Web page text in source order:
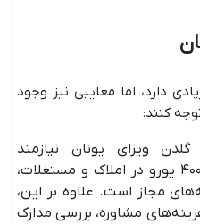
دارد، اما معایبی نیز وجود
کنند:
ویزای یونان نیازمند
سرمایه‌گذاری حداقل ۴۰۰,۰۰۰ یورو در املاک و مستغلات،
مجاز است. علاوه بر این،
مشاوره، بررسی مدارک